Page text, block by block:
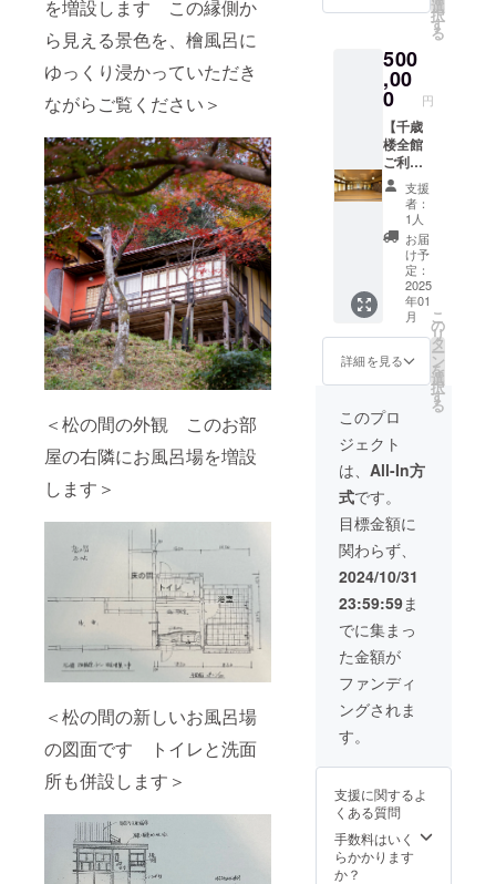
を増設します この縁側か
ら見える景色を、檜風呂に
ゆっくり浸かっていただき
ながらご覧ください＞
＜松の間の外観 このお部
屋の右隣にお風呂場を増設
します＞
＜松の間の新しいお風呂場
の図面です トイレと洗面
所も併設します＞
定休
定休・
年末年
始 ※日
曜日も
営業 ご
支援い
ただい
た皆様
にはプ
ロジェ
クト終
了後に
こちら
から
メール
で予約
方法を
ご案内
いたし
ます
メール
にて予
約コー
ド番号
をご案
内いた
します
ご予約
は直接
お店
（エッ
セン
ス）へ
お電話
にて予
約コー
ド番号
と一緒
時、お
電話番
号をお
知らせ
くださ
い
後は冷
保管し
早めに
お召し
上がり
くださ
い）
賞
味期
限：製
造後2年
・お米
名
称：精
米
内容
量：6合
品
種：ハ
ツシモ
薬草
はすべ
て伊吹
山山麓
の薬草
園で採
取され
たもの
を丁寧
に手作
業で乾
燥、選
別して
頂いた
もので
す。
お米も
千歳楼
で使わ
る養老
お米に
なりま
す。
是非ご
自宅で
番号と
ご希望
の日
程、お
名前、
電話番
号をお
知らせ
くださ
い。
了後に
メール
で予約
方法を
ご案内
いたし
ます。
※メール
にて予
約コー
ド番号
をご案
内いた
しま
す。 ご
予約は
お電
しくは
LINEに
コード
番号と
一緒に
ご希望
の日
程、お
名前、
電話番
号をお
知らせ
くださ
い。
みくだ
ニュー
は夕食
は飛騨
牛しゃ
ぶしゃ
ぶコー
ス、朝
食は飛
騨牛の
ほう葉
焼コー
スにな
りま
す。 ・
ご利用
可能期
2025年
1月14日
から1年
間にな
りま
す。 ご
支援い
た皆様
にはプ
ロジェ
クト終
了後に
こちら
から
メール
で予約
方法を
ご案内
いたし
ます。
約コー
ド番号
をご案
内いた
しま
す。 ご
※養老町
牛や地
元の食
材をふ
んだん
に使用
したお
料理を
お楽し
みくだ
さい
※メ
ニュー
は夕食
は飛騨
牛しゃ
ぶしゃ
ぶコー
ス、朝
ほう葉
スにな
ります
・ご利
用可能
期間は
2025年
1月14日
から1年
ります
ご支援
いただ
いた皆
様には
プロ
ジェク
ちらか
らメー
ルで予
約方法
をご案
内いた
す ・ダ
ブルサ
イズの
ベッド
が2台あ
るお部
屋です
・夕食
と朝食
の2食を
ご用意
させて
いただ
きます
※お飲
み物は
含みま
せん
品飛騨
牛や地
元の食
材をふ
んだん
に使用
したお
料理を
お楽し
みくだ
さい。
※メ
ニュー
は夕食
は飛騨
牛しゃ
ぶしゃ
ぶコー
騨牛の
ほう葉
焼コー
スにな
りま
す。 ・
■袖の間
2日宿泊
券で
す。 ・
2名様ま
でご宿
泊可能
です（1
名様で
もご利
用可能
です）
・お風
呂とト
イレが
付いた
和室の
お部屋
になり
ます ・
ダブル
サイズ
のベッ
ドが2台
あるお
部屋で
す ・夕
食と朝
食の2食
をご用
意させ
ていた
だきま
す ※
お飲み
物は含
みませ
ん ※
養老町
牛や地
材をふ
んだん
に使用
したお
料理を
ださい
退され
る場合
はその
旨ご記
入くだ
さい）
・掲
載期
間：
2025年
以降
（建物
が存在
する限
り）
・掲
載方
法：文
字のみ
■千歳楼
を守る
会（千
友会）
入会
千歳楼
を守る
会（千
友会）
では同
じ志を
持って
くださ
る方を
募集し
ていま
す。
千歳楼
のよう
ある文
後世に
残して
いく活
動を一
緒にし
信させ
だきま
す。 ■
ご支援
頂いた
皆様全
員のお
名前
（個人
名、法
人名）
を記念
プレー
トにし
て松の
間に飾
らせて
頂きま
す。
備考欄
へ希望
名をご
記入く
ださい
（ご辞
退され
る場合
はその
旨ご記
入くだ
さい）
・掲
載期
間：
2025年
以降
（建物
が存在
する限
載方
字のみ
■千歳楼
を守る
会（千
友会）
選
択
す
る
500
,00
0 円
【千歳
楼全館
ご利用
プラ
ン】 ■
心から
の感謝
の気持
ちを込
めお礼
のメー
ルを送
信させ
ていた
だきま
す。 ■
ご支援
頂いた
皆様全
員のお
名前
（個人
名、法
人名）
を記念
プレー
トにし
て松の
間に飾
らせて
頂きま
す。
備考欄
へ希望
ださい
退され
る場合
はその
旨ご記
入くだ
支援
者：
1人
お届
け予
定：
2025
年01
月
詳細を見る
こ
の
リ
タ
ー
ン
を
選
択
す
る
このプロ
ジェクト
は、 All-In方
式です。
目標金額に
関わらず、
2024/10/31
23:59:59ま
でに集まっ
た金額が
ファンディ
ングされま
す。
支援に関するよ
くある質問
手数料はいく
らかかります
か？